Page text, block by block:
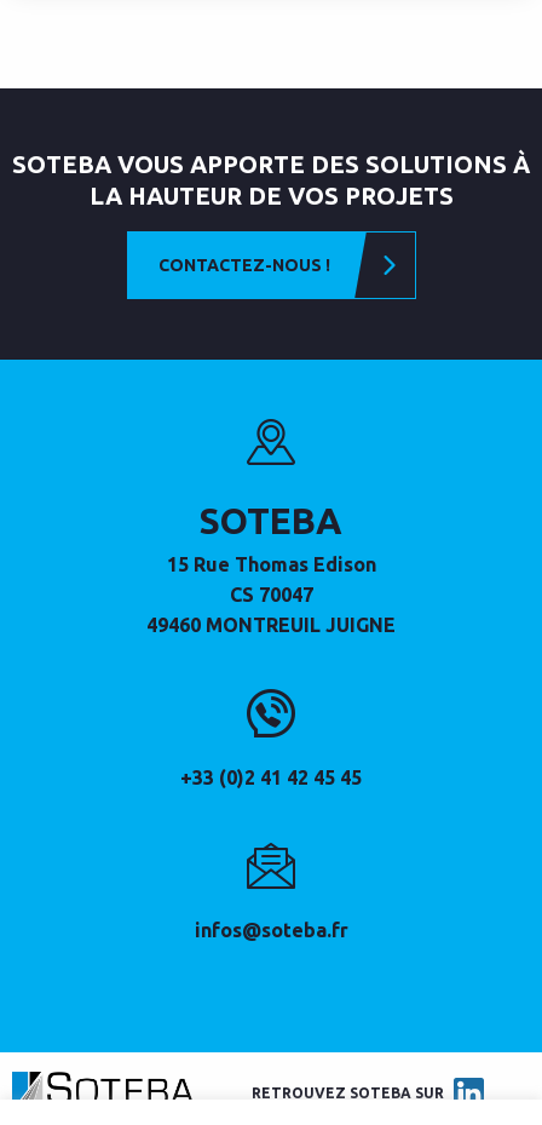
SOTEBA VOUS APPORTE DES SOLUTIONS À
LA HAUTEUR DE VOS PROJETS
CONTACTEZ-NOUS !
SOTEBA
15 Rue Thomas Edison
CS 70047
49460 MONTREUIL JUIGNE
+33 (0)2 41 42 45 45
infos@soteba.fr
RETROUVEZ SOTEBA SUR